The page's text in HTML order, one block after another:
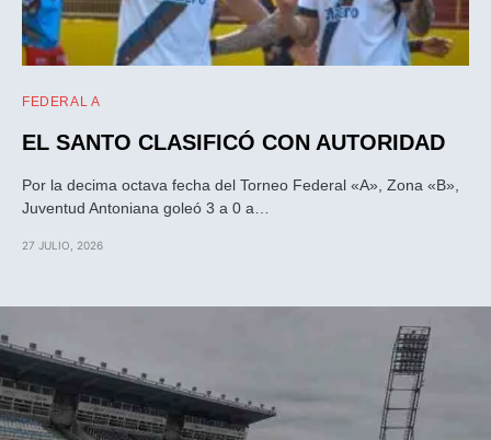
FEDERAL A
EL SANTO CLASIFICÓ CON AUTORIDAD
Por la decima octava fecha del Torneo Federal «A», Zona «B»,
Juventud Antoniana goleó 3 a 0 a…
27 JULIO, 2026